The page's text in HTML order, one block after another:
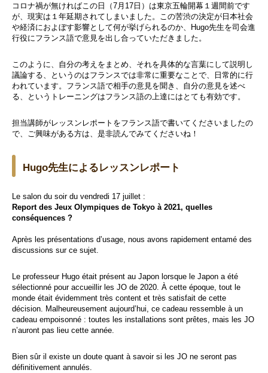
コロナ禍が無ければこの日（7月17日）は東京五輪開幕１週間前です
が、 現実は１年延期されてしまいました。この苦渋の決定が 日本社会
や経済におよぼす影響として何が挙げられるのか、
Hugo先生を司会進
行役にフランス語で意見を出し合っていただきました。
このように、自分の考えをまとめ、それを具体的な言葉にして説明し
議論する、というのはフランスでは非常に重要なことで、日常的に行
われています。 フランス語で相手の意見を聞き、自分の意見を述べ
る、というトレーニングはフランス語の上達にはとても有効です。
担当講師がレッスンレポートをフランス語で書いてくださいましたの
で、ご興味がある方は、是非読んでみてくださいね！
Hugo先生によるレッスンレポート
Le salon du soir du vendredi 17 juillet :
Report des Jeux Olympiques de Tokyo à 2021, quelles
conséquences ?
Après les présentations d’usage, nous avons rapidement entamé des
discussions sur ce sujet.
Le professeur Hugo était présent au Japon lorsque le Japon a été
sélectionné pour accueillir les JO de 2020. À cette époque, tout le
monde était évidemment très content et très satisfait de cette
décision. Malheureusement aujourd’hui, ce cadeau ressemble à un
cadeau empoisonné : toutes les installations sont prêtes, mais les JO
n’auront pas lieu cette année.
Bien sûr il existe un doute quant à savoir si les JO ne seront pas
définitivement annulés.